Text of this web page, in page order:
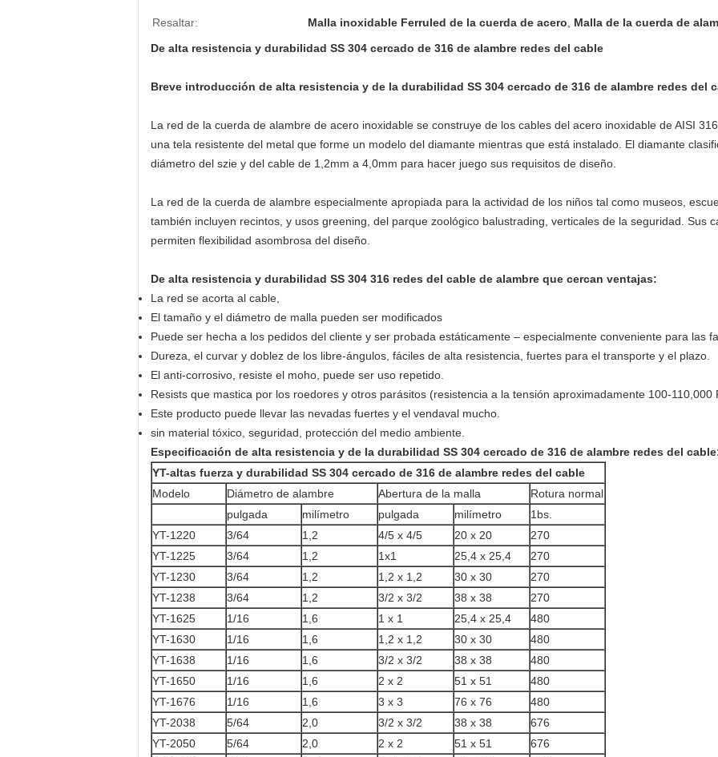
Resaltar: Malla inoxidable Ferruled de la cuerda de acero
Malla de la cuerda de
De alta resistencia y durabilidad SS 304 cercado de 316 de alambre redes del cable
Breve introducción de alta resistencia y de la durabilidad SS 304 cercado de 316 de alambre redes del
La red de la cuerda de alambre de acero inoxidable se construye de los cables del acero inoxidable de AISI
una tela resistente del metal que forme un modelo del diamante mientras que está instalado. El diamante
diámetro del szie y del cable de 1,2mm a 4,0mm para hacer juego sus requisitos de diseño.
La red de la cuerda de alambre especialmente apropiada para la actividad de los niños tal como museos,
también incluyen recintos, y usos greening, del parque zoológico balustrading, verticales de la seguridad. Sus
permiten flexibilidad asombrosa del diseño.
De alta resistencia y durabilidad SS 304 316 redes del cable de alambre que cercan ventajas:
La red se acorta al cable,
El tamaño y el diámetro de malla pueden ser modificados
Puede ser hecha a los pedidos del cliente y ser probada estáticamente – especialmente conveniente para las
Dureza, el curvar y doblez de los libre-ángulos, fáciles de alta resistencia, fuertes para el transporte y el plazo.
El anti-corrosivo, resiste el moho, puede ser uso repetido.
Resists que mastica por los roedores y otros parásitos (resistencia a la tensión aproximadamente 100-110,000
Este producto puede llevar las nevadas fuertes y el vendaval mucho.
sin material tóxico, seguridad, protección del medio ambiente.
Especificación de alta resistencia y de la durabilidad SS 304 cercado de 316 de alambre redes del
YT-altas fuerza y durabilidad SS 304 cercado de 316 de alambre redes del cable
Modelo
Diámetro de alambre Abertura de la malla
Rotura normal
pulgada
milímetro pulgada milímetro
1bs.
YT-1220
3/64 1,2 4/5 x 4/5 20 x 20
270
YT-1225
3/64 1,2 1x1 25,4 x 25,4
270
YT-1230
3/64 1,2 1,2 x 1,2 30 x 30
270
YT-1238
3/64 1,2 3/2 x 3/2 38 x 38
270
YT-1625
1/16 1,6 1 x 1 25,4 x 25,4
480
YT-1630
1/16 1,6 1,2 x 1,2 30 x 30
480
YT-1638
1/16 1,6 3/2 x 3/2 38 x 38
480
YT-1650
1/16 1,6 2 x 2 51 x 51
480
YT-1676
1/16 1,6 3 x 3 76 x 76
480
YT-2038
5/64 2,0 3/2 x 3/2 38 x 38
676
YT-2050
5/64 2,0 2 x 2 51 x 51
676